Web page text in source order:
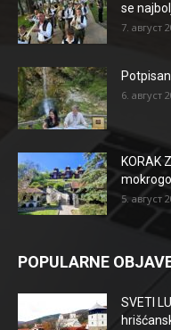
se
7. август
6. август
KORAK
5. август
POPULARNE
SVETI